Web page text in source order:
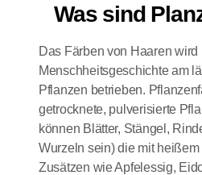
Was sind
Das Färben von Haaren wird
Menschheitsgeschichte am
Pflanzen betrieben.
getrocknete, pulverisierte
können Blätter, Stängel,
Wurzeln sein) die mit heißem
Zusätzen wie Apfelessig,